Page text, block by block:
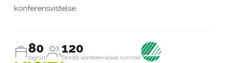
konferensvistelse.
80
logrum
120
Största konferenslokal rymmer